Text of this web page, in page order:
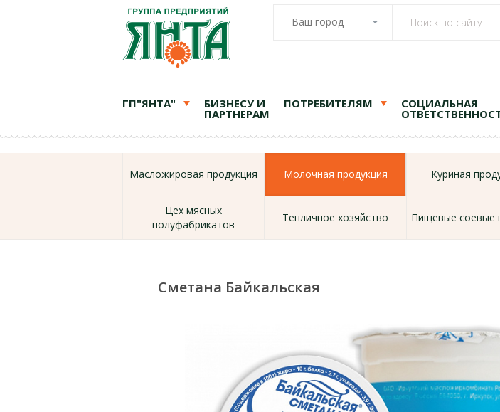
Ваш город
ГП"ЯНТА" БИЗНЕСУ И
ПАРТНЕРАМ
ПОТРЕБИТЕЛЯМ СОЦИАЛЬНАЯ
Масложировая продукция Молочная продукция Куриная
Цех мясных
полуфабрикатов
Тепличное хозяйство Пищевые соевые
Сметана Байкальская